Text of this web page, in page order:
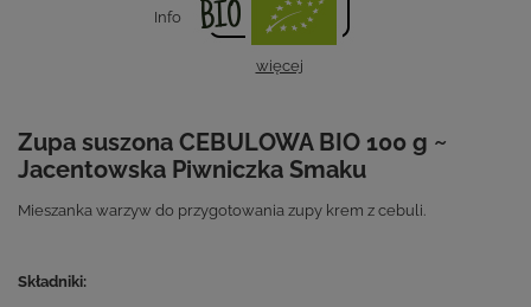
Info
więcej
Zupa suszona CEBULOWA BIO 100 g ~
Jacentowska Piwniczka Smaku
Mieszanka warzyw do przygotowania zupy krem z cebuli.
Składniki: